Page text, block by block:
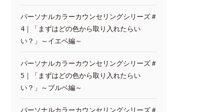
パーソナルカラーカウンセリングシリーズ＃
4｜「まずはどの色から取り入れたらい
い？」～イエベ編～
パーソナルカラーカウンセリングシリーズ＃
5｜「まずはどの色から取り入れたらい
い？」～ブルベ編～
パーソナルカラーカウンセリングシリーズ＃